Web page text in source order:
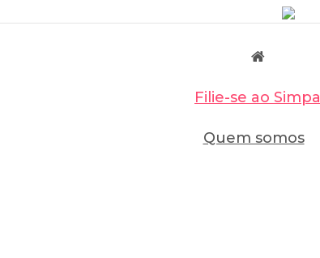
Filie-se ao Simpa
Quem somos